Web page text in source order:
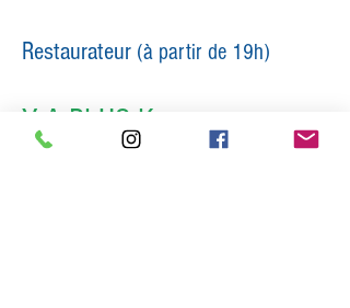
Restaurateur (à partir de 19h)
Y A PLUS K
Ravioles et mijotés gourmands et faits